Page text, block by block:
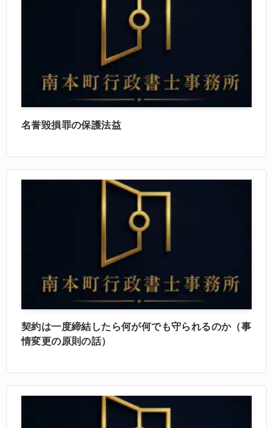
名誉毀損罪の保護法益
契約は一度締結したら何が何でも守られるのか（事
情変更の原則の話）